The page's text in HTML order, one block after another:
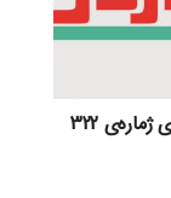
322